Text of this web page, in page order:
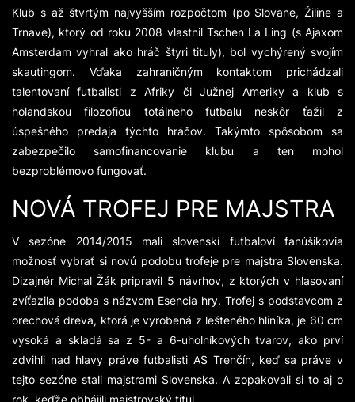
Klub s až štvrtým najvyšším rozpočtom (po Slovane, Žiline a
Trnave), ktorý od roku 2008 vlastnil Tschen La Ling (s Ajaxom
Amsterdam vyhral ako hráč štyri tituly), bol vychýrený svojím
skautingom. Vďaka zahraničným kontaktom prichádzali
talentovaní futbalisti z Afriky či Južnej Ameriky a klub s
holandskou filozofiou totálneho futbalu neskôr ťažil z
úspešného predaja týchto hráčov. Takýmto spôsobom sa
zabezpečilo samofinancovanie klubu a ten mohol
bezproblémovo fungovať.
NOVÁ TROFEJ PRE MAJSTRA
V sezóne 2014/2015 mali slovenskí futbaloví fanúšikovia
možnosť vybrať si novú podobu trofeje pre majstra Slovenska.
Dizajnér Michal Žák pripravil 5 návrhov, z ktorých v hlasovaní
zvíťazila podoba s názvom Esencia hry. Trofej s podstavcom z
orechová dreva, ktorá je vyrobená z lešteného hliníka, je 60 cm
vysoká a skladá sa z 5- a 6-uholníkových tvarov, ako prví
zdvihli nad hlavy práve futbalisti AS Trenčín, keď sa práve v
tejto sezóne stali majstrami Slovenska. A zopakovali si to aj o